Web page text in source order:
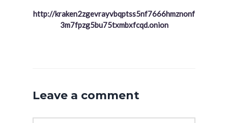
http://kraken2zgevrayvbqptss5nf7666hmznonf
3m7fpzg5bu75txmbxfcqd.onion
Leave a comment